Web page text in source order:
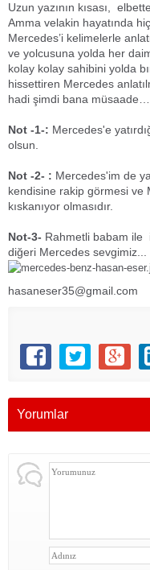
Uzun yazının kısası,
Amma velakin hayatında
Mercedes’i kelimelerle
ve yolcusuna yolda her
kolay kolay sahibini yolda
hissettiren Mercedes
hadi şimdi bana müsaade…
Not -1-: Mercedes'e
olsun.
Not -2- : Mercedes'im de
kendisine rakip görmesi ve
kıskanıyor olmasıdır.
Not-3- Rahmetli babam ile
diğeri Mercedes sevgimiz...
hasaneser35@gmail.com
Yorumlar